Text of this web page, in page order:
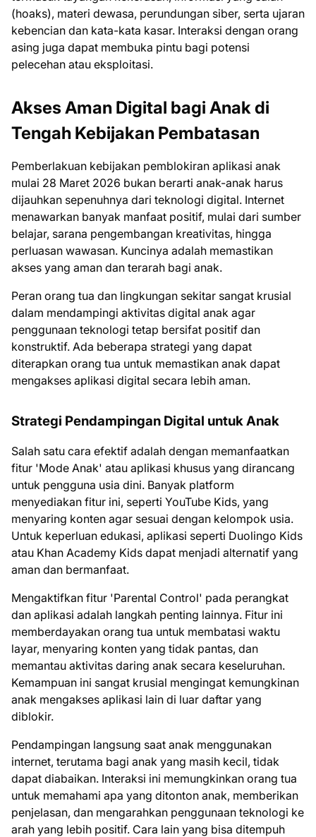
(hoaks), materi dewasa, perundungan siber, serta ujaran
kebencian dan kata-kata kasar. Interaksi dengan orang
asing juga dapat membuka pintu bagi potensi
pelecehan atau eksploitasi.
Akses Aman Digital bagi Anak di
Tengah Kebijakan Pembatasan
Pemberlakuan kebijakan pemblokiran aplikasi anak
mulai 28 Maret 2026 bukan berarti anak-anak harus
dijauhkan sepenuhnya dari teknologi digital. Internet
menawarkan banyak manfaat positif, mulai dari sumber
belajar, sarana pengembangan kreativitas, hingga
perluasan wawasan. Kuncinya adalah memastikan
akses yang aman dan terarah bagi anak.
Peran orang tua dan lingkungan sekitar sangat krusial
dalam mendampingi aktivitas digital anak agar
penggunaan teknologi tetap bersifat positif dan
konstruktif. Ada beberapa strategi yang dapat
diterapkan orang tua untuk memastikan anak dapat
mengakses aplikasi digital secara lebih aman.
Strategi Pendampingan Digital untuk Anak
Salah satu cara efektif adalah dengan memanfaatkan
fitur 'Mode Anak' atau aplikasi khusus yang dirancang
untuk pengguna usia dini. Banyak platform
menyediakan fitur ini, seperti YouTube Kids, yang
menyaring konten agar sesuai dengan kelompok usia.
Untuk keperluan edukasi, aplikasi seperti Duolingo Kids
atau Khan Academy Kids dapat menjadi alternatif yang
aman dan bermanfaat.
Mengaktifkan fitur 'Parental Control' pada perangkat
dan aplikasi adalah langkah penting lainnya. Fitur ini
memberdayakan orang tua untuk membatasi waktu
layar, menyaring konten yang tidak pantas, dan
memantau aktivitas daring anak secara keseluruhan.
Kemampuan ini sangat krusial mengingat kemungkinan
anak mengakses aplikasi lain di luar daftar yang
diblokir.
Pendampingan langsung saat anak menggunakan
internet, terutama bagi anak yang masih kecil, tidak
dapat diabaikan. Interaksi ini memungkinkan orang tua
untuk memahami apa yang ditonton anak, memberikan
penjelasan, dan mengarahkan penggunaan teknologi ke
arah yang lebih positif. Cara lain yang bisa ditempuh